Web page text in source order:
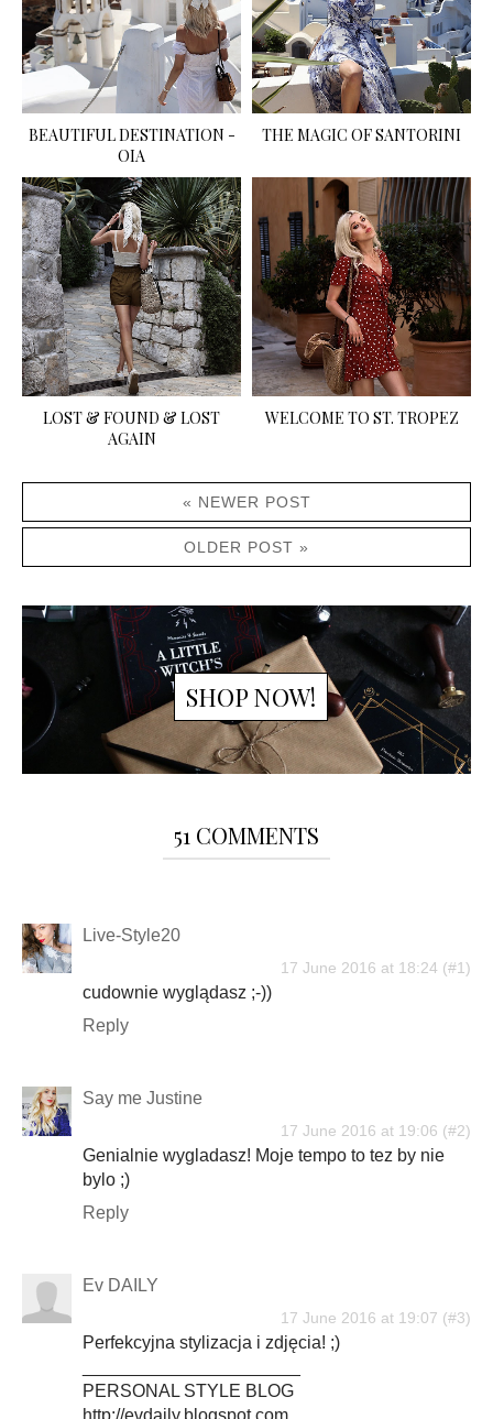
BEAUTIFUL DESTINATION -
OIA
THE MAGIC OF SANTORINI
LOST & FOUND & LOST
AGAIN
WELCOME TO ST. TROPEZ
« NEWER POST
OLDER POST »
SHOP NOW!
51 COMMENTS
Live-Style20
17 June 2016 at 18:24
cudownie wyglądasz ;-))
Reply
Say me Justine
17 June 2016 at 19:06
Genialnie wygladasz! Moje tempo to tez by nie
bylo ;)
Reply
Ev DAILY
17 June 2016 at 19:07
Perfekcyjna stylizacja i zdjęcia! ;)
PERSONAL STYLE BLOG
http://evdaily.blogspot.com